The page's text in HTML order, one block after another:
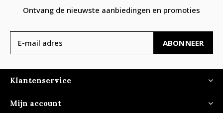
Ontvang de nieuwste aanbiedingen en promoties
ABONNEER
Klantenservice
Mijn account